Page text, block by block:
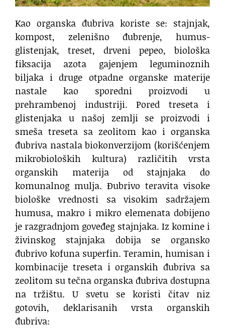
Kao organska đubriva koriste se: stajnjak,
kompost, zelenišno đubrenje, humus-
glistenjak, treset, drveni pepeo, biološka
fiksacija azota gajenjem leguminoznih
biljaka i druge otpadne organske materije
nastale kao sporedni proizvodi u
prehrambenoj industriji. Pored treseta i
glistenjaka u našoj zemlji se proizvodi i
smeša treseta sa zeolitom kao i organska
đubriva nastala biokonverzijom (korišćenjem
mikrobioloških kultura) različitih vrsta
organskih materija od stajnjaka do
komunalnog mulja. Đubrivo teravita visoke
biološke vrednosti sa visokim sadržajem
humusa, makro i mikro elemenata dobijeno
je razgradnjom goveđeg stajnjaka. Iz komine i
živinskog stajnjaka dobija se organsko
đubrivo kofuna superfin. Teramin, humisan i
kombinacije treseta i organskih đubriva sa
zeolitom su tečna organska đubriva dostupna
na tržištu. U svetu se koristi čitav niz
gotovih, deklarisanih vrsta organskih
đubriva: